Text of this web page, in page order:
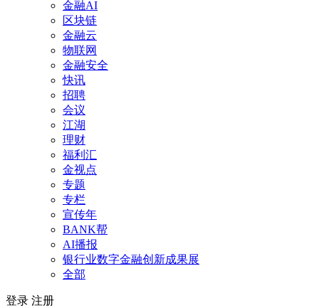
金融AI
区块链
金融云
物联网
金融安全
快讯
招聘
会议
江湖
理财
福利汇
金视点
专题
专栏
宣传年
BANK帮
AI播报
银行业数字金融创新成果展
全部
登录 注册